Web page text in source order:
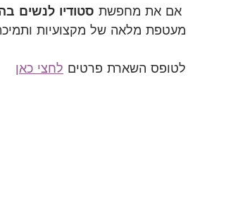
סטודיו לנשים
מעטפת מלאה של מקצועיות
לטופס השארת פרטים לחצי כאן